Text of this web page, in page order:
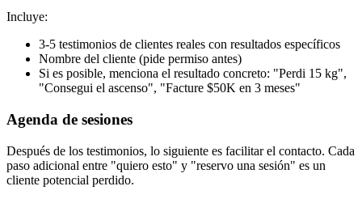
Incluye:
3-5 testimonios de clientes reales con resultados específicos
Nombre del cliente (pide permiso antes)
Si es posible, menciona el resultado concreto: "Perdi 15 kg",
"Consegui el ascenso", "Facture $50K en 3 meses"
Agenda de sesiones
Después de los testimonios, lo siguiente es facilitar el contacto. Cada
paso adicional entre "quiero esto" y "reservo una sesión" es un
cliente potencial perdido.